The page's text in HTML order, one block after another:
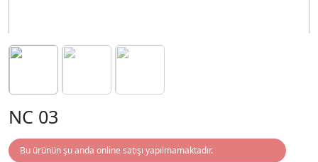
NC 03
Bu ürünün şu anda online satışı yapılmamaktadır.